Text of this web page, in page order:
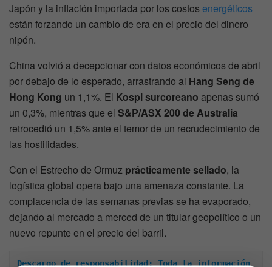
Japón y la inflación importada por los costosenergéticos
están forzando un cambio de era en el precio del dinero
nipón.
China volvió a decepcionar con datos económicos de abril
por debajo de lo esperado, arrastrando al Hang Seng de
Hong Kong un 1,1%. El Kospi surcoreano apenas sumó
un 0,3%, mientras que el S&P/ASX 200 de Australia
retrocedió un 1,5% ante el temor de un recrudecimiento de
las hostilidades.
Con el Estrecho de Ormuz prácticamente sellado, la
logística global opera bajo una amenaza constante. La
complacencia de las semanas previas se ha evaporado,
dejando al mercado a merced de un titular geopolítico o un
nuevo repunte en el precio del barril.
Descargo de responsabilidad: Toda la información